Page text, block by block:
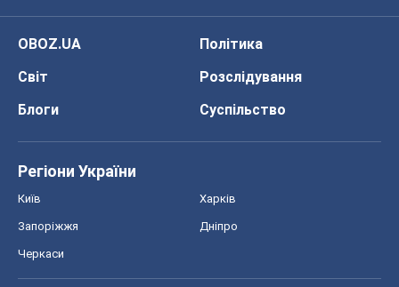
OBOZ.UA
Політика
Світ
Розслідування
Блоги
Суспільство
Регіони України
Київ Харків
Запоріжжя Дніпро
Черкаси